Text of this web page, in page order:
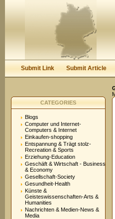
Submit Link Submit Article
CATEGORIES
Blogs
Computer und Internet-
Computers & Internet
Einkaufen-shopping
Entspannung & Trägt stolz-
Recreation & Sports
Erziehung-Education
Geschäft & Wirtschaft - Business
& Economy
Gesellschaft-Society
Gesundheit-Health
Künste &
Geisteswissenschaften-Arts &
Humanities
Nachrichten & Medien-News &
Media